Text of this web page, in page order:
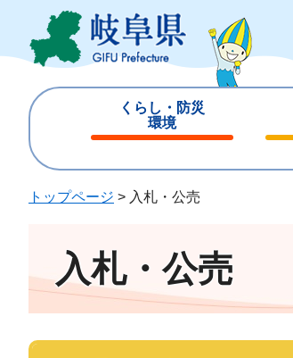
ジ
ュ
くらし・防災
環境
じ
じ
トップページ > 入札・公売
入札・公売